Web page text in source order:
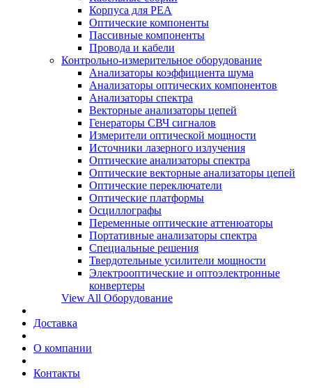
Корпуса для РЕА
Оптические компоненты
Пассивные компоненты
Провода и кабели
Контрольно-измерительное оборудование
Анализаторы коэффициента шума
Анализаторы оптических компонентов
Анализаторы спектра
Векторные анализаторы цепей
Генераторы СВЧ сигналов
Измерители оптической мощности
Источники лазерного излучения
Оптические анализаторы спектра
Оптические векторные анализаторы цепей
Оптические переключатели
Оптические платформы
Осциллографы
Переменные оптические аттенюаторы
Портативные анализаторы спектра
Специальные решения
Твердотельные усилители мощности
Электрооптические и оптоэлектронные
конвертеры
View All Оборудование
Доставка
О компании
Контакты